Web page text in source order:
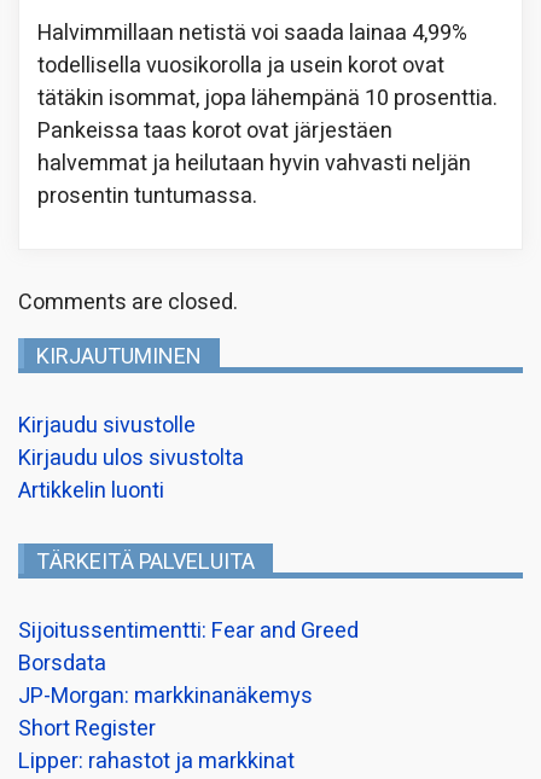
Halvimmillaan netistä voi saada lainaa 4,99%
todellisella vuosikorolla ja usein korot ovat
tätäkin isommat, jopa lähempänä 10 prosenttia.
Pankeissa taas korot ovat järjestäen
halvemmat ja heilutaan hyvin vahvasti neljän
prosentin tuntumassa.
Comments are closed.
KIRJAUTUMINEN
Kirjaudu sivustolle
Kirjaudu ulos sivustolta
Artikkelin luonti
TÄRKEITÄ PALVELUITA
Sijoitussentimentti: Fear and Greed
Borsdata
JP-Morgan: markkinanäkemys
Short Register
Lipper: rahastot ja markkinat